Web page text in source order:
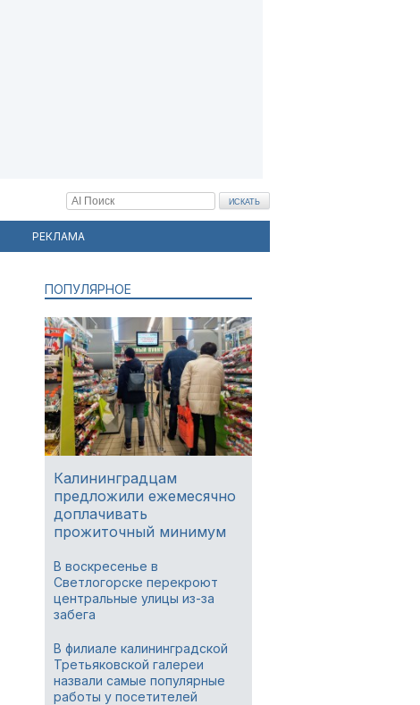
РЕКЛАМА
ПОПУЛЯРНОЕ
Калининградцам
предложили ежемесячно
доплачивать
прожиточный минимум
В воскресенье в
Светлогорске перекроют
центральные улицы из-за
забега
В филиале калининградской
Третьяковской галереи
назвали самые популярные
работы у посетителей